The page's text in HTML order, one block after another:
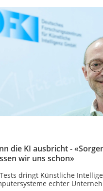
die KI ausbricht -
wir uns schon»
dringt Künstliche
echter